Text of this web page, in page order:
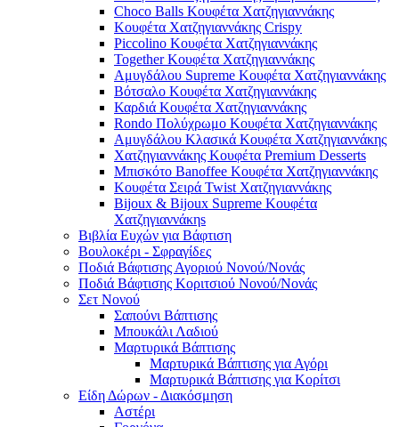
Choco Balls Κουφέτα Χατζηγιαννάκης
Κουφέτα Χατζηγιαννάκης Crispy
Piccolino Κουφέτα Χατζηγιαννάκης
Together Κουφέτα Χατζηγιαννάκης
Αμυγδάλου Supreme Κουφέτα Χατζηγιαννάκης
Βότσαλο Κουφέτα Χατζηγιαννάκης
Καρδιά Κουφέτα Χατζηγιαννάκης
Rondo Πολύχρωμο Κουφέτα Χατζηγιαννάκης
Αμυγδάλου Κλασικά Κουφέτα Χατζηγιαννάκης
Χατζηγιαννάκης Κουφέτα Premium Desserts
Μπισκότο Banoffee Κουφέτα Χατζηγιαννάκης
Κουφέτα Σειρά Twist Χατζηγιαννάκης
Bijoux & Bijoux Supreme Κουφέτα
Χατζηγιαννάκηs
Βιβλία Ευχών για Βάφτιση
Βουλοκέρι - Σφραγίδες
Ποδιά Βάφτισης Αγοριού Νονού/Νονάς
Ποδιά Βάφτισης Κοριτσιού Νονού/Νονάς
Σετ Νονού
Σαπούνι Βάπτισης
Μπουκάλι Λαδιού
Μαρτυρικά Βάπτισης
Μαρτυρικά Βάπτισης για Αγόρι
Μαρτυρικά Βάπτισης για Κορίτσι
Είδη Δώρων - Διακόσμηση
Αστέρι